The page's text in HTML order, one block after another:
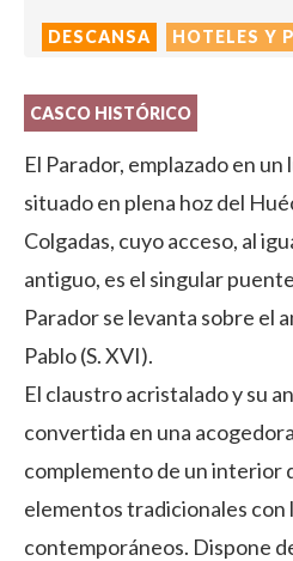
DESCANSA HOTELES Y
CASCO HISTÓRICO
El Parador, emplazado en
situado en plena hoz del
Colgadas, cuyo acceso, al
antiguo, es el singular
Parador se levanta sobre el
Pablo (S. XVI).
El claustro acristalado y su
convertida en una
complemento de un interior
elementos tradicionales con
contemporáneos. Dispone